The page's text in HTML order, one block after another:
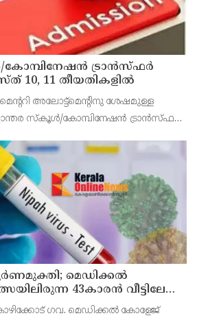
ട്രാൻസ്ഫർ
11 തീയതികളിൽ
അലോട്ട്‌മെന്റിനു ശേഷമുള്ള
സ്‌കൂൾ/കോമ്പിനേഷൻ ട്രാൻസ്ഫർ
മെഡിക്കൽ
43കാരൻ വീട്ടിലേക്ക്
ഗവ. മെഡിക്കൽ കോളേജ്